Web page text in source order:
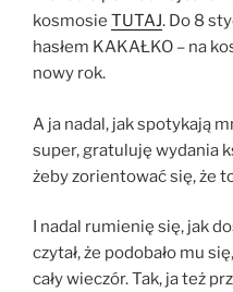
kosmosie TUTAJ. Do 8
hasłem KAKAŁKO – na
nowy rok.
A ja nadal, jak spotykają
super, gratuluję wydania
żeby zorientować się, że
I nadal rumienię się, jak
czytał, że podobało mu
cały wieczór. Tak, ja też